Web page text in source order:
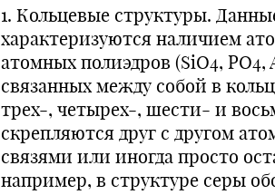
1. Кольцевые структуры.
характеризуются наличием
атомных полиэдров (SiO4, PO4,
связанных между собой в
трех-, четырех-, шести- и
скрепляются друг с другом
связями или иногда просто
например, в структуре серы